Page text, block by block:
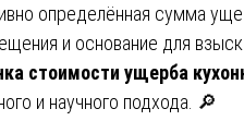
определённая сумма
и основание для
стоимости ущерба
и научного подхода. 🔎